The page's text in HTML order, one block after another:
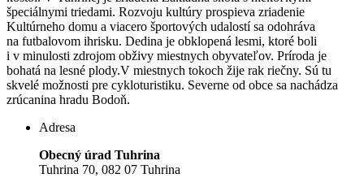
špeciálnymi triedami. Rozvoju kultúry prospieva zriadenie
Kultúrneho domu a viacero športových udalostí sa odohráva
na futbalovom ihrisku. Dedina je obklopená lesmi, ktoré boli
i v minulosti zdrojom obživy miestnych obyvateľov. Príroda je
bohatá na lesné plody.V miestnych tokoch žije rak riečny. Sú tu
skvelé možnosti pre cykloturistiku. Severne od obce sa nachádza
zrúcanina hradu Bodoň.
Adresa
Obecný úrad Tuhrina
Tuhrina 70, 082 07 Tuhrina